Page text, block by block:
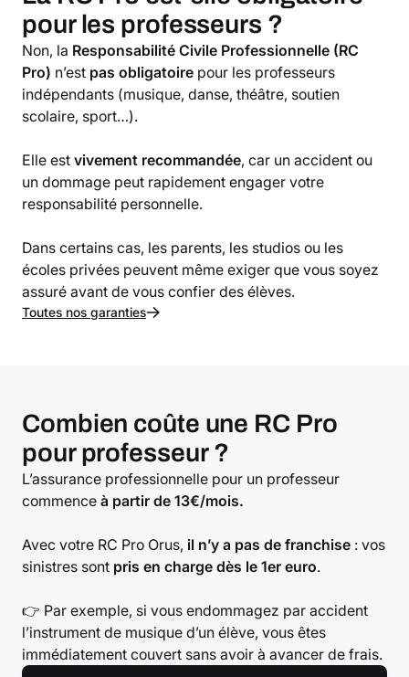
pour les professeurs ?
Non, la Responsabilité Civile Professionnelle (RC
Pro) n’est pas obligatoire pour les professeurs
indépendants (musique, danse, théâtre, soutien
scolaire, sport…).
Elle est vivement recommandée, car un accident ou
un dommage peut rapidement engager votre
responsabilité personnelle.
Dans certains cas, les parents, les studios ou les
écoles privées peuvent même exiger que vous soyez
assuré avant de vous confier des élèves.
Toutes nos garanties
Combien coûte une RC Pro
pour professeur ?
L’assurance professionnelle pour un professeur
commence à partir de 13€/mois.
Avec votre RC Pro Orus, il n’y a pas de franchise : vos
sinistres sont pris en charge dès le 1er euro.
👉 Par exemple, si vous endommagez par accident
l’instrument de musique d’un élève, vous êtes
immédiatement couvert sans avoir à avancer de frais.